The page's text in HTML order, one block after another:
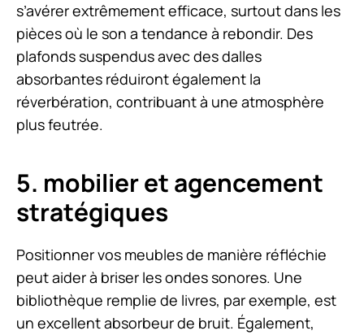
s’avérer extrêmement efficace, surtout dans les
pièces où le son a tendance à rebondir. Des
plafonds suspendus avec des dalles
absorbantes réduiront également la
réverbération, contribuant à une atmosphère
plus feutrée.
5. mobilier et agencement
stratégiques
Positionner vos meubles de manière réfléchie
peut aider à briser les ondes sonores. Une
bibliothèque remplie de livres, par exemple, est
un excellent absorbeur de bruit. Également,